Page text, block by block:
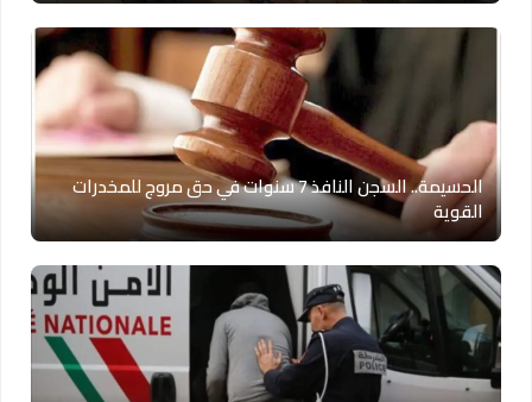
الحسيمة.. السجن النافذ 7 سنوات في حق مروج للمخدرات
القوية